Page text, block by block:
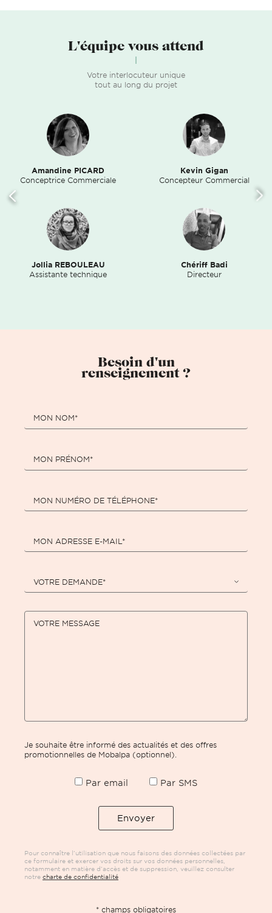
L'équipe vous attend
Votre interlocuteur unique
tout au long du projet
Amandine PICARD
Conceptrice Commerciale
Jollia REBOULEAU
Assistante technique
Kevin Gigan
Concepteur Commercial
Chériff Badi
Directeur
Besoin d'un
renseignement ?
MON NOM*
MON PRÉNOM*
MON NUMÉRO DE TÉLÉPHONE*
MON ADRESSE E-MAIL*
VOTRE DEMANDE*
VOTRE MESSAGE
Je souhaite être informé des actualités et des offres
promotionnelles de Mobalpa (optionnel).
Par email Par SMS
Pour connaître l’utilisation que nous faisons des données collectées par
ce formulaire et exercer vos droits sur vos données personnelles,
notamment en matière d’accès et de suppression, veuillez consulter
notre charte de confidentialité
* champs obligatoires